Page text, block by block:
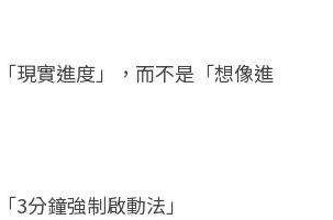
現實進度」，而不是「想像進
3分鐘強制啟動法」